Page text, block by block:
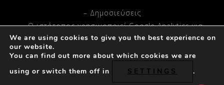
– Δημοσιεύσεις
– O ιστότοπος χρησιμοποιεί Google Analytics για
στατιστικά δεδομένα.
Powered by D.A © 2023
We are using cookies to give you the best experience on
our website.
You can find out more about which cookies we are
using or switch them off in
SETTINGS .